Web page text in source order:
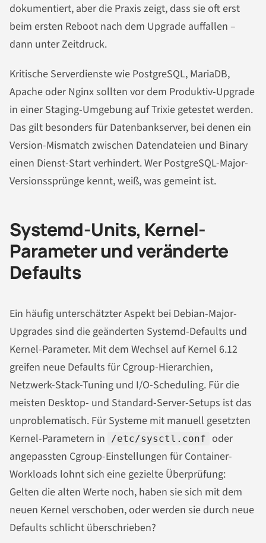
dokumentiert, aber die Praxis zeigt, dass sie oft erst
beim ersten Reboot nach dem Upgrade auffallen –
dann unter Zeitdruck.
Kritische Serverdienste wie PostgreSQL, MariaDB,
Apache oder Nginx sollten vor dem Produktiv-Upgrade
in einer Staging-Umgebung auf Trixie getestet werden.
Das gilt besonders für Datenbankserver, bei denen ein
Version-Mismatch zwischen Datendateien und Binary
einen Dienst-Start verhindert. Wer PostgreSQL-Major-
Versionssprünge kennt, weiß, was gemeint ist.
Systemd-Units, Kernel-
Parameter und veränderte
Defaults
Ein häufig unterschätzter Aspekt bei Debian-Major-
Upgrades sind die geänderten Systemd-Defaults und
Kernel-Parameter. Mit dem Wechsel auf Kernel 6.12
greifen neue Defaults für Cgroup-Hierarchien,
Netzwerk-Stack-Tuning und I/O-Scheduling. Für die
meisten Desktop- und Standard-Server-Setups ist das
unproblematisch. Für Systeme mit manuell gesetzten
Kernel-Parametern in
/etc/sysctl.conf oder
angepassten Cgroup-Einstellungen für Container-
Workloads lohnt sich eine gezielte Überprüfung:
Gelten die alten Werte noch, haben sie sich mit dem
neuen Kernel verschoben, oder werden sie durch neue
Defaults schlicht überschrieben?